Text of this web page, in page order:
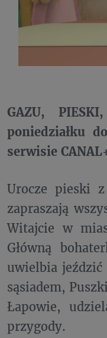
GAZU,
poniedziałku
serwisie
Urocze pieski
zapraszają
Witajcie w
Główną
uwielbia
sąsiadem,
Łapowie,
przygody.